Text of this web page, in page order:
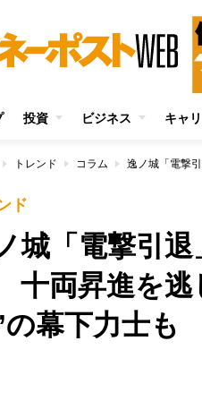
投資 ビジネス キャ
トレンド コラム
ド
城「電撃引
十両昇進を逃
の幕下力士も